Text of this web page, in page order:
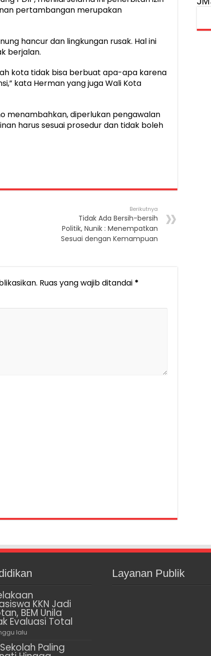
pertambangan merupakan
hancur dan lingkungan rusak. Hal ini
berjalan.
kota tidak bisa berbuat apa-apa karena
kata Herman yang juga Wali Kota
menambahkan, diperlukan pengawalan
harus sesuai prosedur dan tidak boleh
Berikutnya
Tidak Ada Bersih-bersih
Politik, Nunik : Menempatkan
Sesuai dengan Kemampuan
Ruas yang wajib ditandai *
KKN Jadi
BEM Unila
Evaluasi Total
lalu
Paling
Layanan Publik